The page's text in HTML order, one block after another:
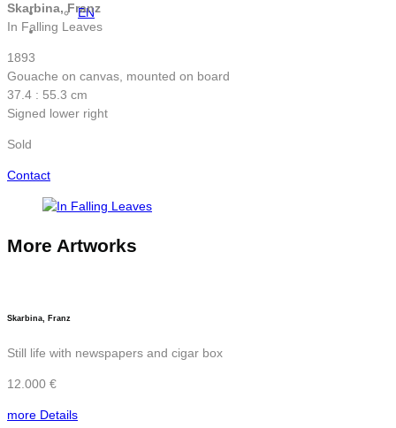
EN
Skarbina, Franz
In Falling Leaves
1893
Gouache on canvas, mounted on board
37.4 : 55.3 cm
Signed lower right
Sold
Contact
More Artworks
Skarbina, Franz
Still life with newspapers and cigar box
12.000 €
more Details